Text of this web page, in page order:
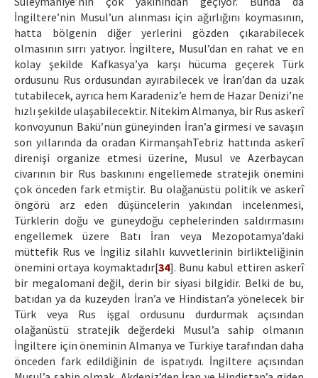
İngiltere’nin Musul’un alınması için ağırlığını koymasının,
hatta bölgenin diğer yerlerini gözden çıkarabilecek
olmasının sırrı yatıyor. İngiltere, Musul’dan en rahat ve en
kolay şekilde Kafkasya’ya karşı hücuma geçerek Türk
ordusunu Rus ordusundan ayırabilecek ve İran’dan da uzak
tutabilecek, ayrıca hem Karadeniz’e hem de Hazar Denizi’ne
hızlı şekilde ulaşabilecektir. Nitekim Almanya, bir Rus askerî
konvoyunun Bakü’nün güneyinden İran’a girmesi ve savaşın
son yıllarında da oradan KirmanşahTebriz hattında askerî
direnişi organize etmesi üzerine, Musul ve Azerbaycan
civarının bir Rus baskınını engellemede stratejik önemini
çok önceden fark etmiştir. Bu olağanüstü politik ve askerî
öngörü arz eden düşüncelerin yakından incelenmesi,
Türklerin doğu ve güneydoğu cephelerinden saldırmasını
engellemek üzere Batı İran veya Mezopotamya’daki
müttefik Rus ve İngiliz silahlı kuvvetlerinin birlikteliğinin
önemini ortaya koymaktadır[34]. Bunu kabul ettiren askerî
bir megalomani değil, derin bir siyasi bilgidir. Belki de bu,
batıdan ya da kuzeyden İran’a ve Hindistan’a yönelecek bir
Türk veya Rus işgal ordusunu durdurmak açısından
olağanüstü stratejik değerdeki Musul’a sahip olmanın
İngiltere için öneminin Almanya ve Türkiye tarafından daha
önceden fark edildiğinin de ispatıydı. İngiltere açısından